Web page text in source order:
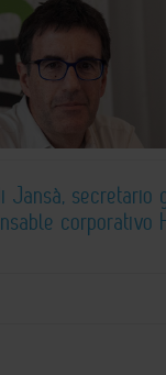
Jansà, secretario
corporativo